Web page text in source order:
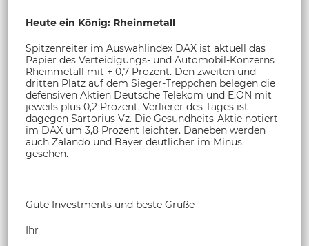
Heute ein König: Rheinmetall
Spitzenreiter im Auswahlindex DAX ist aktuell das
Papier des Verteidigungs- und Automobil-Konzerns
Rheinmetall mit + 0,7 Prozent. Den zweiten und
dritten Platz auf dem Sieger-Treppchen belegen die
defensiven Aktien Deutsche Telekom und E.ON mit
jeweils plus 0,2 Prozent. Verlierer des Tages ist
dagegen Sartorius Vz. Die Gesundheits-Aktie notiert
im DAX um 3,8 Prozent leichter. Daneben werden
auch Zalando und Bayer deutlicher im Minus
gesehen.
Gute Investments und beste Grüße
Ihr